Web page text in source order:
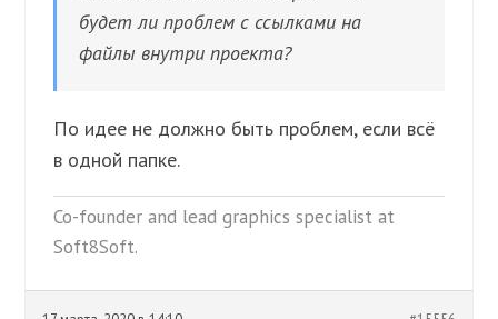
будет ли проблем с ссылками на
файлы внутри проекта?
По идее не должно быть проблем, если всё
в одной папке.
Co-founder and lead graphics specialist at
Soft8Soft.